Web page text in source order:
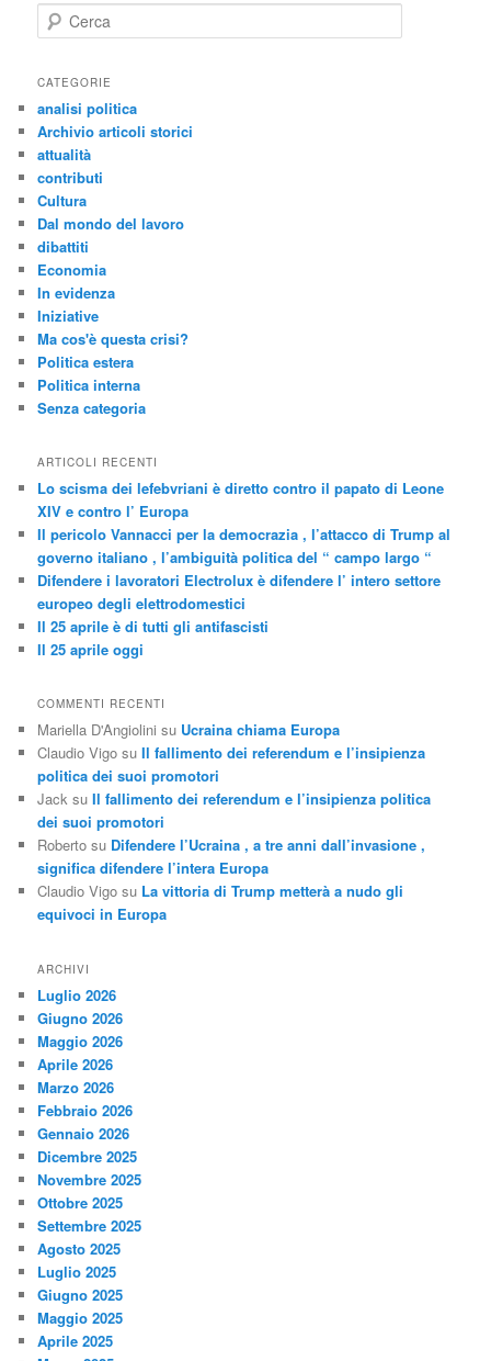
e
c
CATEGORIE
analisi politica
Archivio articoli storici
attualità
contributi
Cultura
Dal mondo del lavoro
dibattiti
Economia
In evidenza
Iniziative
Ma cos'è questa crisi?
Politica estera
Politica interna
Senza categoria
ARTICOLI RECENTI
Lo scisma dei lefebvriani è diretto contro il papato di Leone
XIV e contro l’ Europa
Il pericolo Vannacci per la democrazia , l’attacco di Trump al
governo italiano , l’ambiguità politica del “ campo largo “
Difendere i lavoratori Electrolux è difendere l’ intero settore
europeo degli elettrodomestici
Il 25 aprile è di tutti gli antifascisti
Il 25 aprile oggi
COMMENTI RECENTI
Mariella D'Angiolini su Ucraina chiama Europa
Claudio Vigo suIl fallimento dei referendum e l’insipienza
politica dei suoi promotori
Jack suIl fallimento dei referendum e l’insipienza politica
dei suoi promotori
Roberto su Difendere l’Ucraina , a tre anni dall’invasione ,
significa difendere l’intera Europa
Claudio Vigo su La vittoria di Trump metterà a nudo gli
equivoci in Europa
ARCHIVI
Luglio 2026
Giugno 2026
Maggio 2026
Aprile 2026
Marzo 2026
Febbraio 2026
Gennaio 2026
Dicembre 2025
Novembre 2025
Ottobre 2025
Settembre 2025
Agosto 2025
Luglio 2025
Giugno 2025
Maggio 2025
Aprile 2025